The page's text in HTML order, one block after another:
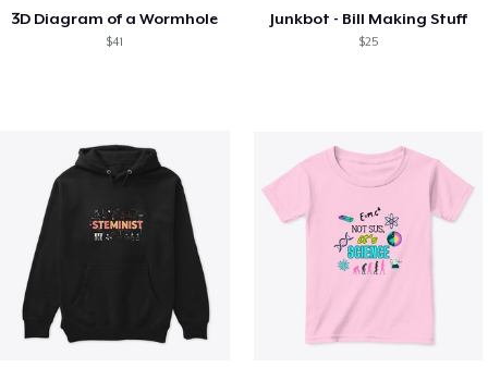
3D Diagram of a Wormhole
$41
Junkbot - Bill Making Stuff
$25